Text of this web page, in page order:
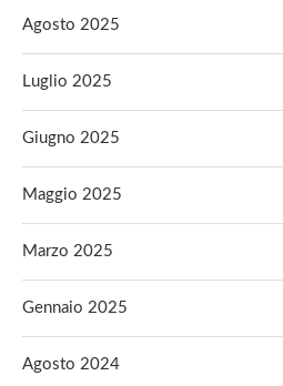
Agosto 2025
Luglio 2025
Giugno 2025
Maggio 2025
Marzo 2025
Gennaio 2025
Agosto 2024